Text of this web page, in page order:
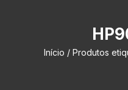
Início / Produtos